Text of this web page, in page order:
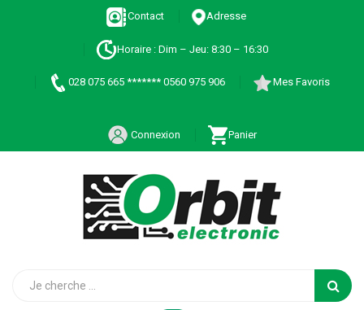
Contact Adresse
Horaire : Dim – Jeu: 8:30 – 16:30
028 075 665 ******* 0560 975 906 Mes Favoris
Connexion Panier